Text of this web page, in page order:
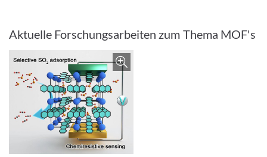
Aktuelle Forschungsarbeiten zum Thema MOF's